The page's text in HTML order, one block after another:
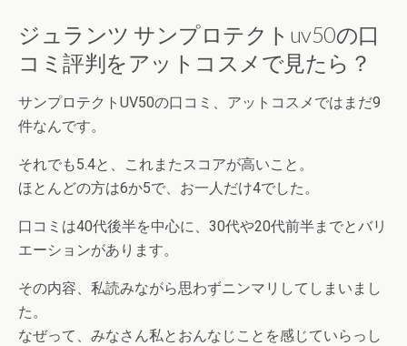
ジュランツ サンプロテクトuv50の口
コミ評判をアットコスメで見たら？
サンプロテクトUV50の口コミ、アットコスメではまだ9
件なんです。
それでも5.4と、これまたスコアが高いこと。
ほとんどの方は6か5で、お一人だけ4でした。
口コミは40代後半を中心に、30代や20代前半までとバリ
エーションがあります。
その内容、私読みながら思わずニンマリしてしまいまし
た。
なぜって、みなさん私とおんなじことを感じていらっし